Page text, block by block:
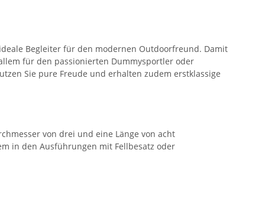
Begleiter für den modernen Outdoorfreund. Damit
für den passionierten Dummysportler oder
Sie pure Freude und erhalten zudem erstklassige
von drei und eine Länge von acht
in den Ausführungen mit Fellbesatz oder